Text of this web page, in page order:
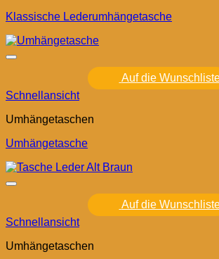
Klassische Lederumhängetasche
Auf die
Schnellansicht
Umhängetaschen
Umhängetasche
Auf die
Schnellansicht
Umhängetaschen